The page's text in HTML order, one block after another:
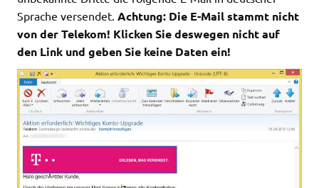
Sprache versendet. Achtung: Die E-Mail stammt nicht
von der Telekom! Klicken Sie deswegen nicht auf
den Link und geben Sie keine Daten ein!